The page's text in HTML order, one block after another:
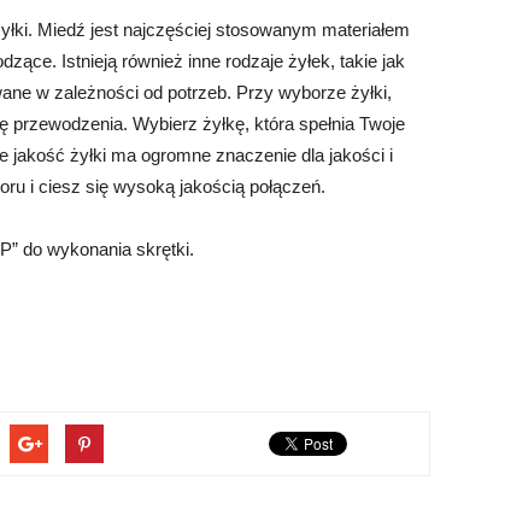
Miedź jest najczęściej stosowanym materiałem
Istnieją również inne rodzaje żyłek, takie jak
w zależności od potrzeb. Przy wyborze żyłki,
Wybierz żyłkę, która spełnia Twoje
żyłki ma ogromne znaczenie dla jakości i
i ciesz się wysoką jakością połączeń.
do wykonania skrętki.